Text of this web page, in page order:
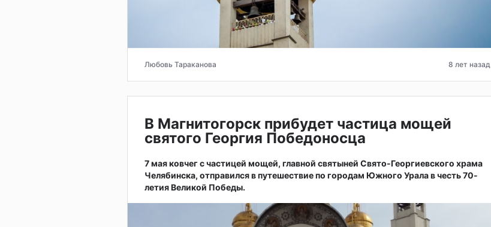
Любовь Тараканова 8 лет назад
В Магнитогорск прибудет частица мощей
святого Георгия Победоносца
7 мая ковчег с частицей мощей, главной святыней Свято-Георгиевского храма
Челябинска, отправился в путешествие по городам Южного Урала в честь 70-
летия Великой Победы.